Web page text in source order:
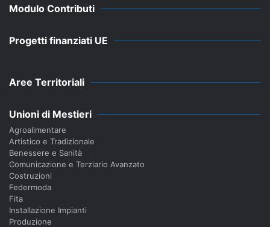
Modulo Contributi
Progetti finanziati UE
Aree Territoriali
Unioni di Mestieri
Agroalimentare
Artistico e Tradizionale
Benessere e Sanità
Comunicazione e Terziario Avanzato
Costruzioni
Federmoda
Fita
Installazione Impianti
Produzione